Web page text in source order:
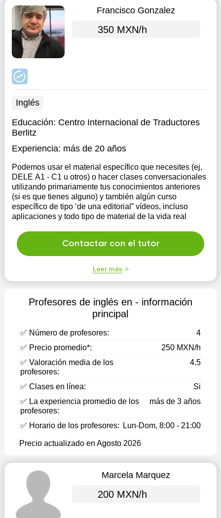
Francisco Gonzalez
350 MXN/h
Inglés
Educación: Centro Internacional de Traductores
Berlitz
Experiencia: más de 20 años
Podemos usar el material específico que necesites (ej,
DELE A1 - C1 u otros) o hacer clases conversacionales
utilizando primariamente tus conocimientos anteriores
(si es que tienes alguno) y también algún curso
específico de tipo ‘de una editorial” vídeos, incluso
aplicaciones y todo tipo de material de la vida real
Contactar con el tutor
Leer más
Profesores de inglés en - información
principal
✅ Número de profesores:
4
✅ Precio promedio*:
250 MXN/h
✅ Valoración media de los
profesores:
4.5
✅ Clases en línea:
Si
✅ La experiencia promedio de los
profesores:
más de 3 años
✅ Horario de los profesores: Lun-Dom, 8:00 - 21:00
Precio actualizado en Agosto 2026
Marcela Marquez
200 MXN/h